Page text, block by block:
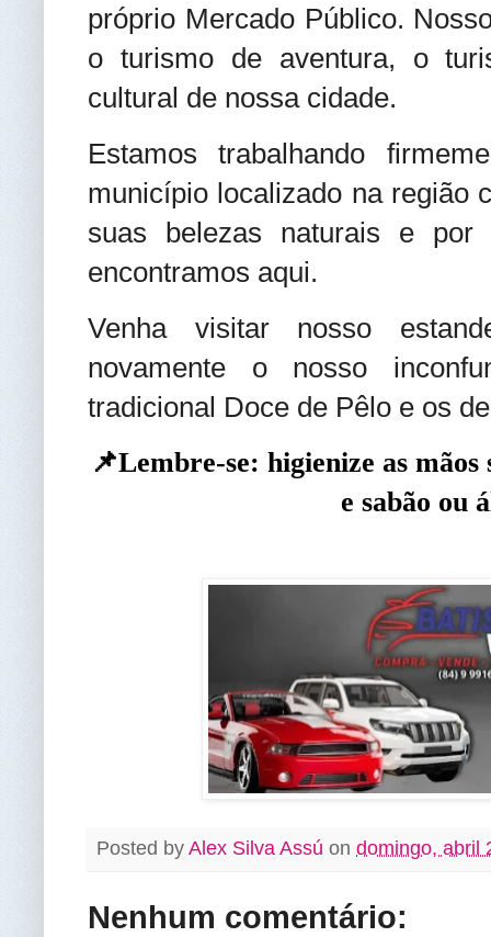
próprio Mercado Público.
o turismo de aventura, o
cultural de nossa cidade.
Estamos trabalhando
município localizado na região
suas belezas naturais e
encontramos aqui.
Venha visitar nosso
novamente o nosso
tradicional Doce de Pêlo e os
📌Lembre-se: higienize as
e sabão ou
Posted by Alex Silva Assú on domingo, abril
Nenhum comentário: